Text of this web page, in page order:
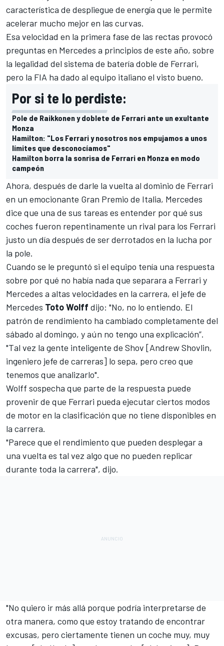
característica de despliegue de energía que le permite
acelerar mucho mejor en las curvas.
Esa velocidad en la primera fase de las rectas provocó
preguntas en Mercedes a principios de este año, sobre
la legalidad del sistema de batería doble de Ferrari,
pero la FIA ha dado al equipo italiano el visto bueno.
Por si te lo perdiste:
Pole de Raikkonen y doblete de Ferrari ante un exultante
Monza
Hamilton: "Los Ferrari y nosotros nos empujamos a unos
límites que desconocíamos"
Hamilton borra la sonrisa de Ferrari en Monza en modo
campeón
Ahora, después de darle la vuelta al dominio de Ferrari
en un emocionante Gran Premio de Italia, Mercedes
dice que una de sus tareas es entender por qué sus
coches fueron repentinamente un rival para los Ferrari
justo un día después de ser derrotados en la lucha por
la pole.
Cuando se le preguntó si el equipo tenía una respuesta
sobre por qué no había nada que separara a Ferrari y
Mercedes a altas velocidades en la carrera, el jefe de
Mercedes Toto Wolff dijo: "No, no lo entiendo. El
patrón de rendimiento ha cambiado completamente del
sábado al domingo, y aún no tengo una explicación”.
"Tal vez la gente inteligente de Shov [Andrew Shovlin,
ingeniero jefe de carreras] lo sepa, pero creo que
tenemos que analizarlo".
Wolff sospecha que parte de la respuesta puede
provenir de que Ferrari pueda ejecutar ciertos modos
de motor en la clasificación que no tiene disponibles en
la carrera.
"Parece que el rendimiento que pueden desplegara
una vuelta es tal vez algo que no pueden replicar
durante toda la carrera", dijo.
"No quiero ir más allá porque podría interpretarse de
otra manera, como que estoy tratando de encontrar
excusas, pero ciertamente tienen un coche muy, muy